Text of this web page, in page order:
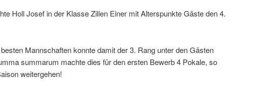
Holl Josef in der Klasse Zillen Einer mit Alterspunkte Gäste den 4.
Mannschaften konnte damit der 3. Rang unter den Gästen
summarum machte dies für den ersten Bewerb 4 Pokale, so
weitergehen!